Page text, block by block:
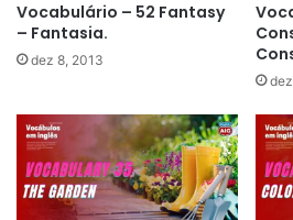
Vocabulário – 52 Fantasy
– Fantasia.
dez 8, 2013